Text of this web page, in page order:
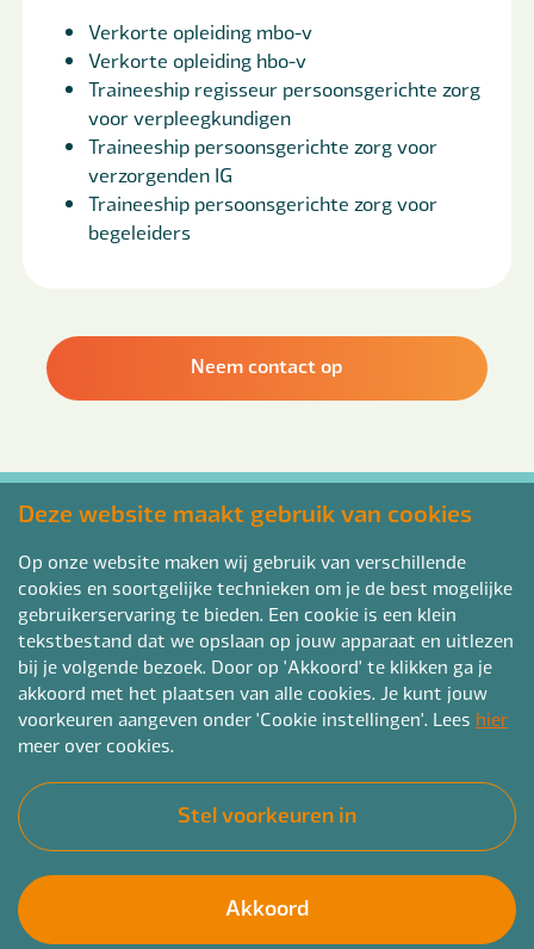
Deze website maakt gebruik van cookies
Op onze website maken wij gebruik van verschillende
cookies en soortgelijke technieken om je de best mogelijke
gebruikerservaring te bieden. Een cookie is een klein
tekstbestand dat we opslaan op jouw apparaat en uitlezen
bij je volgende bezoek. Door op 'Akkoord' te klikken ga je
akkoord met het plaatsen van alle cookies. Je kunt jouw
voorkeuren aangeven onder 'Cookie instellingen'. Lees hier
meer over cookies.
Stel voorkeuren in
Akkoord
Verkorte opleiding mbo-v
Verkorte opleiding hbo-v
Traineeship regisseur persoonsgerichte zorg
voor verpleegkundigen
Traineeship persoonsgerichte zorg voor
verzorgenden IG
Traineeship persoonsgerichte zorg voor
begeleiders
Neem contact op
Ontdek de kracht van
aandacht
De Bender Belofte werkt